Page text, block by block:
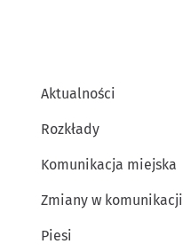
Aktualności
Rozkłady
Komunikacja miejska
Zmiany w komunikacji
Piesi